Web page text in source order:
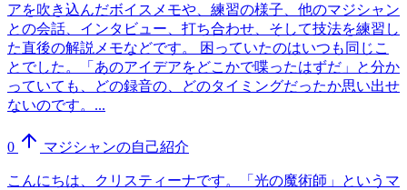
アを吹き込んだボイスメモや、練習の様子、他のマジシャン
との会話、インタビュー、打ち合わせ、そして技法を練習し
た直後の解説メモなどです。 困っていたのはいつも同じこ
とでした。「あのアイデアをどこかで喋ったはずだ」と分か
っていても、どの録音の、どのタイミングだったか思い出せ
ないのです。...
0 マジシャンの自己紹介
こんにちは、クリスティーナです。「光の魔術師」というマ